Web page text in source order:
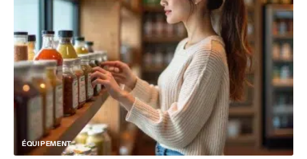
ÉQUIPEMENT